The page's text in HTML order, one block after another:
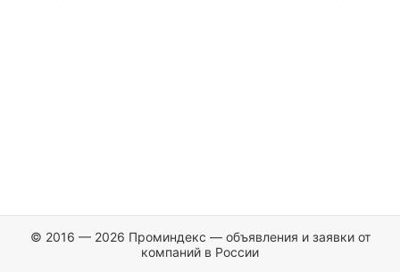
© 2016 — 2026 Проминдекс — объявления и заявки от
компаний в России